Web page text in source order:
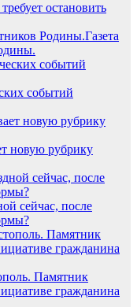
остановить
Газета
событий
новую рубрику
сейчас, после
Памятник
гражданина